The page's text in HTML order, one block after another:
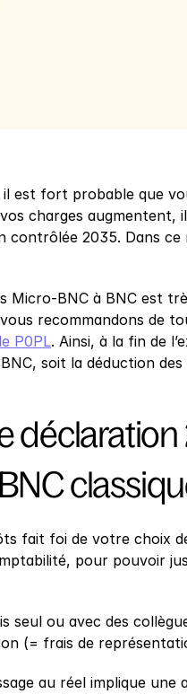
est fort probable que
charges
contrôlée 2035. Dans
Micro-BNC à BNC est
recommandons de
P0PL. Ainsi, à la fin de
soit la déduction
fait foi de votre choix
pour pouvoir
seul ou avec des
(= frais de
au réel implique une